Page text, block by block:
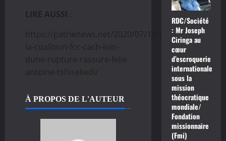
LIRE AUSSI
https://patrienews.net/2020/07/19/rdc-
la-coalition-fcc-cach-loin-
dune-rupture-rassure-felix-
antoine-tshisekedi/
À PROPOS DE L'AUTEUR
RDC/Société
: Mr Joseph
Ciringa au
cœur
d’escroquerie
internationale
sous la
mission
théocratique
mondiale/
Fondation
missionnaire
(Fmi)